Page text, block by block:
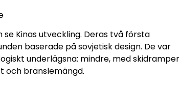
Kinas utveckling. Deras två första
baserade på sovjetisk design. De var
underlägsna: mindre, med skidramper
och bränslemängd.